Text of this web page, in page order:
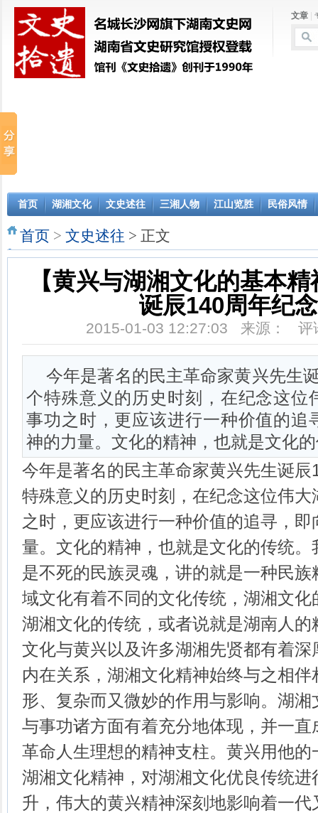
文章
首页 湖湘文化 文史述往 三湘人物 江山览胜 民俗风情
首页 > 文史述往 > 正文
【黄兴与湖湘文化的基本
诞辰140周年纪
2015-01-03 12:27:03 来源： 评
今年是著名的民主革命家黄兴先生
个特殊意义的历史时刻，在纪念这位
事功之时，更应该进行一种价值的追
神的力量。文化的精神，也就是文化
今年是著名的民主革命家黄兴先生诞
特殊意义的历史时刻，在纪念这位伟
之时，更应该进行一种价值的追寻，
量。文化的精神，也就是文化的传统
是不死的民族灵魂，讲的就是一种民
域文化有着不同的文化传统，湖湘文
湖湘文化的传统，或者说就是湖南人
文化与黄兴以及许多湖湘先贤都有着
内在关系，湖湘文化精神始终与之相
形、复杂而又微妙的作用与影响。湖
与事功诸方面有着充分地体现，并一
革命人生理想的精神支柱。黄兴用他
湖湘文化精神，对湖湘文化优良传统
升，伟大的黄兴精神深刻地影响着一